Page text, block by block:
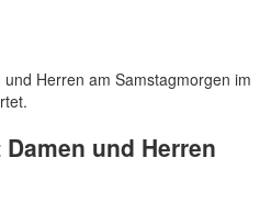
Herren am Samstagmorgen im
und Herren